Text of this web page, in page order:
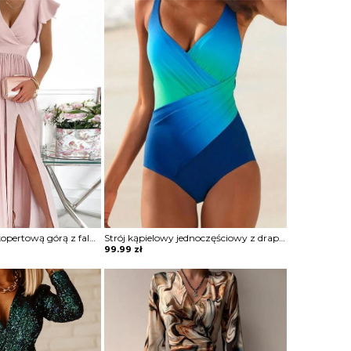
Sukienka maxi z kopertową górą z falbankami Strój kąpielowy jednoczęściowy z drapowaniem
99.99 zł